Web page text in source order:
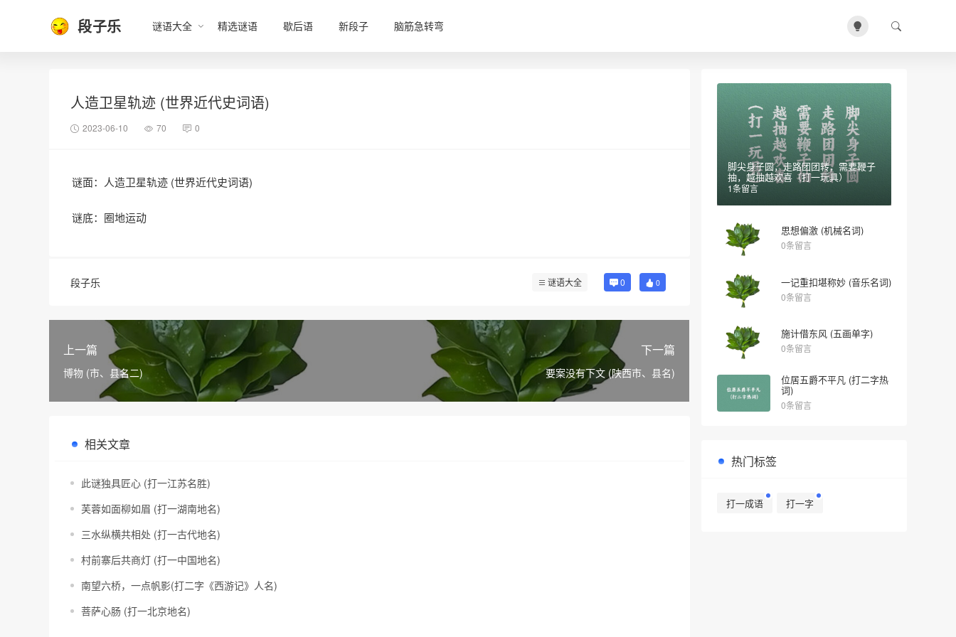
段子乐 谜语大全 精选谜语 歇后语 新段子 脑筋急转弯
人造卫星轨迹 (世界近代史词语)
2023-06-10 70 0
谜面：人造卫星轨迹 (世界近代史词语)
谜底：圈地运动
段子乐 谜语大全 0 0
上一篇
博物 (市、县名二)
下一篇
要案没有下文 (陕西市、县名)
相关文章
此谜独具匠心 (打一江苏名胜)
芙蓉如面柳如眉 (打一湖南地名)
三水纵横共相处 (打一古代地名)
村前寨后共商灯 (打一中国地名)
南望六桥，一点帆影(打二字《西游记》人名)
菩萨心肠 (打一北京地名)
脚尖身子圆，走路团团转，需要鞭子
抽，越抽越欢喜（打一玩具）
1条留言
思想偏激 (机械名词)
0条留言
一记重扣堪称妙 (音乐名词)
0条留言
施计借东风 (五画单字)
0条留言
位居五爵不平凡 (打二字热
词)
0条留言
热门标签
打一成语 打一字